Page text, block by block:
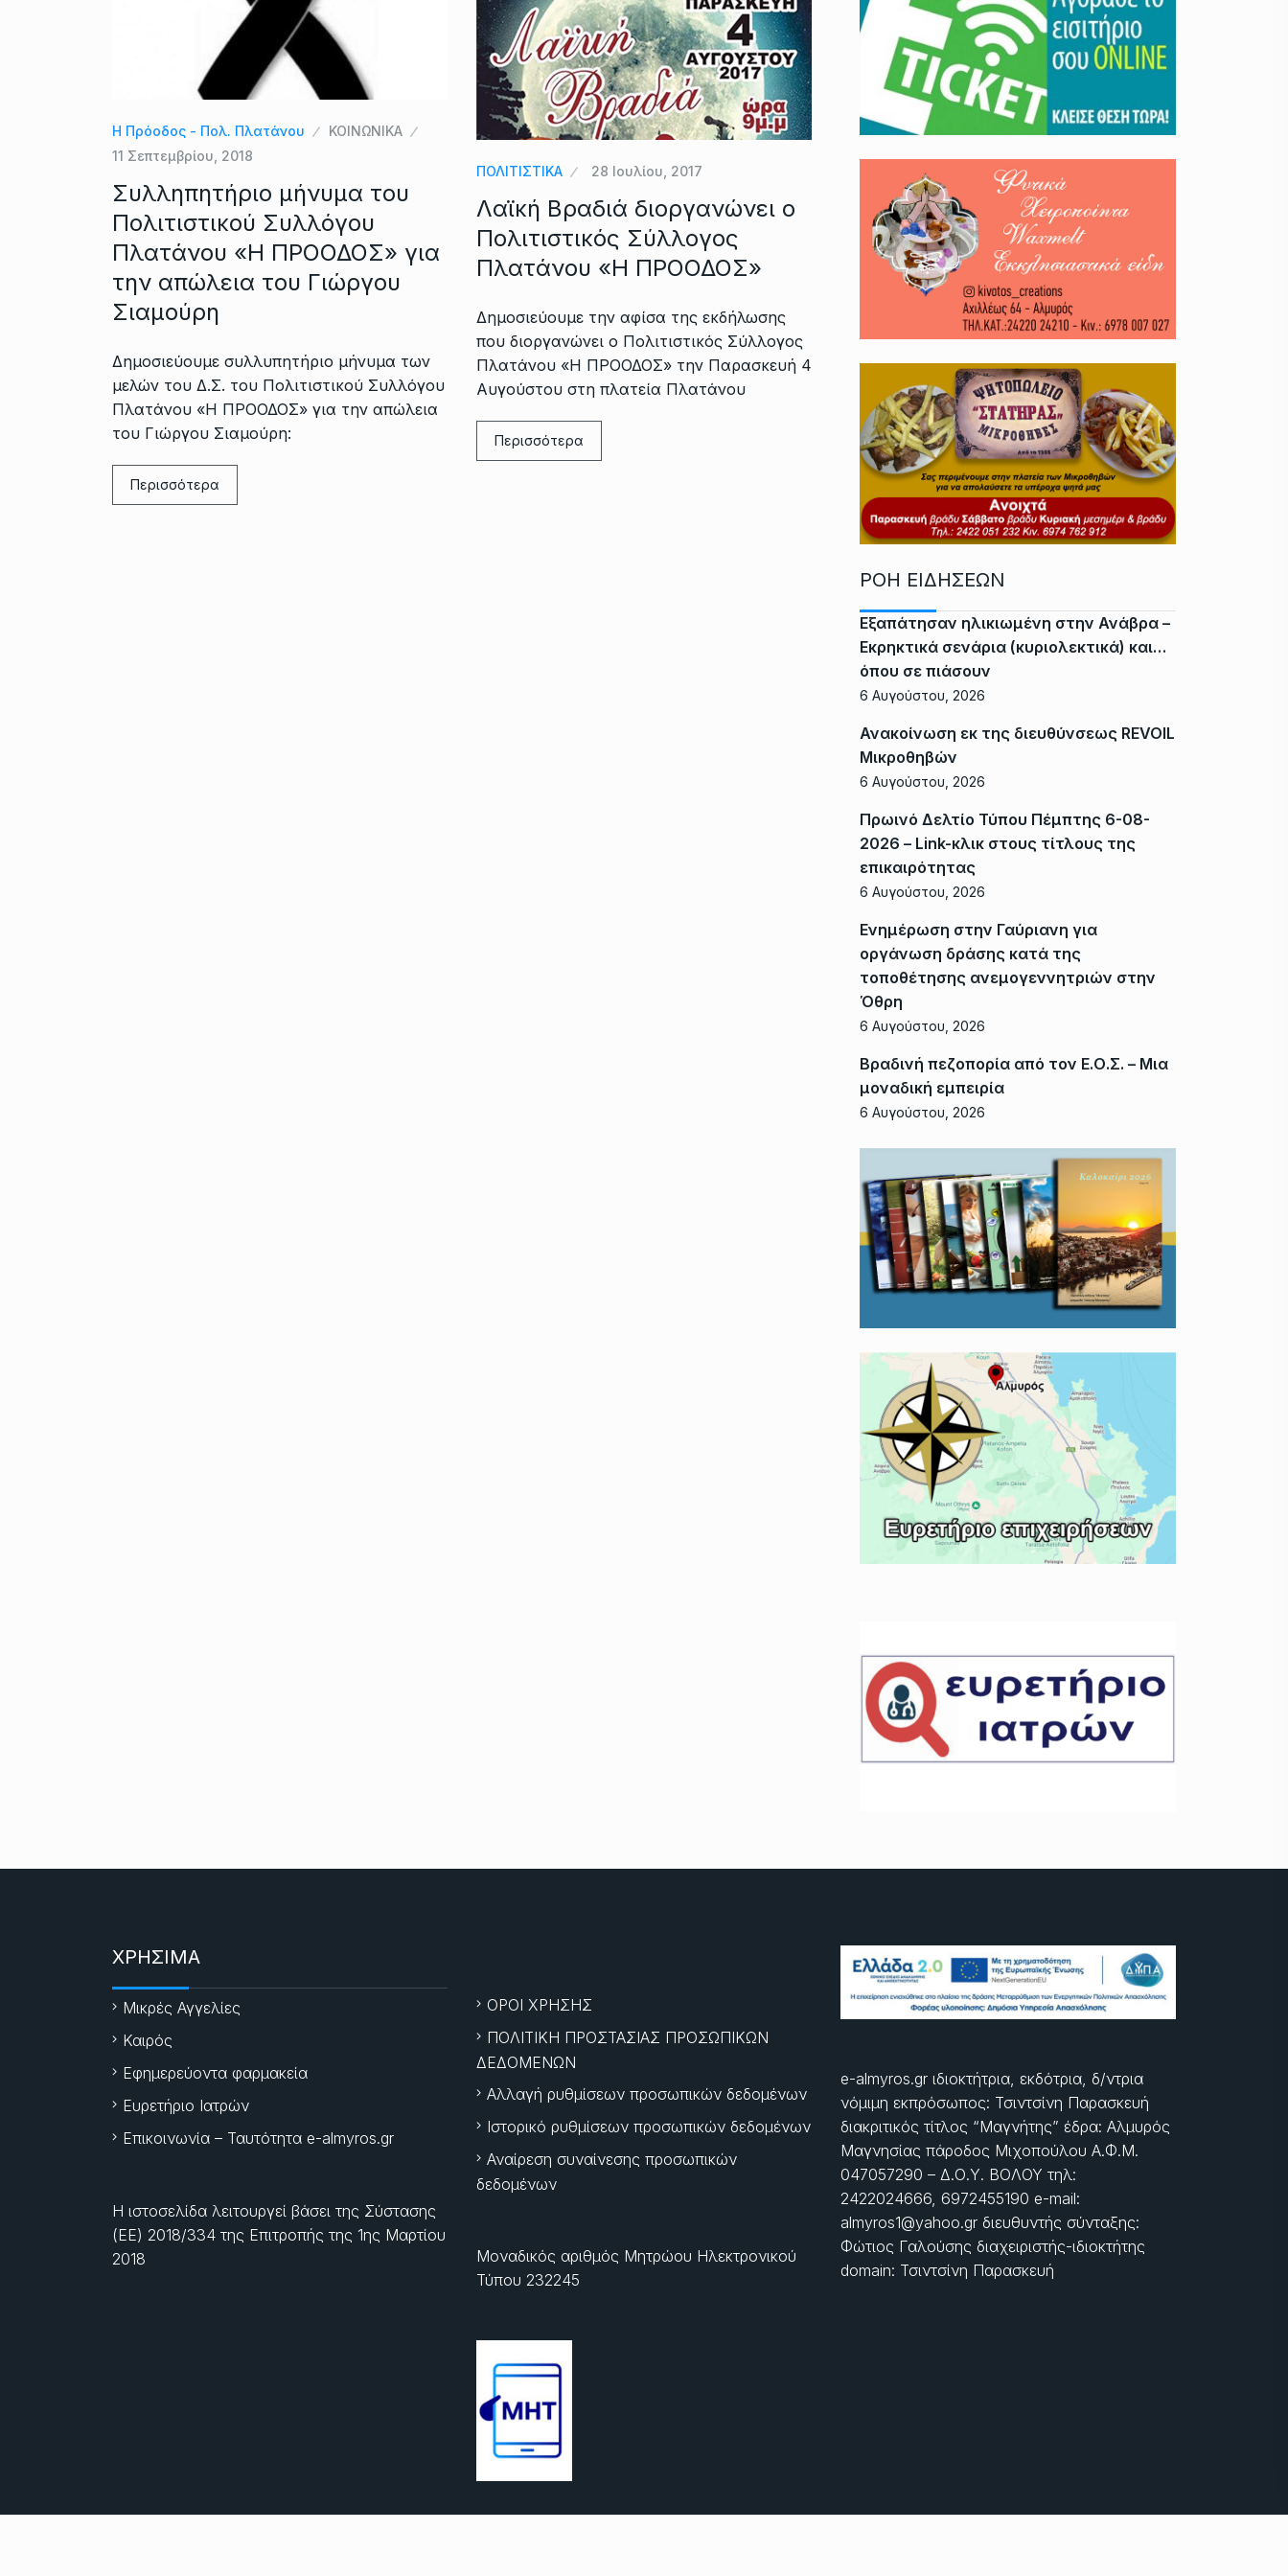
Η Πρόοδος - Πολ. Πλατάνου
ΚΟΙΝΩΝΙΚΑ
11 Σεπτεμβρίου, 2018
Συλληπητήριο μήνυμα του
Πολιτιστικού Συλλόγου
Πλατάνου «Η ΠΡΟΟΔΟΣ» για
την απώλεια του Γιώργου
Σιαμούρη
Δημοσιεύουμε συλλυπητήριο μήνυμα των
μελών του Δ.Σ. του Πολιτιστικού Συλλόγου
Πλατάνου «Η ΠΡΟΟΔΟΣ» για την απώλεια
του Γιώργου Σιαμούρη:
Περισσότερα
ΠΟΛΙΤΙΣΤΙΚΑ 28 Ιουλίου, 2017
Λαϊκή Βραδιά διοργανώνει ο
Πολιτιστικός Σύλλογος
Πλατάνου «Η ΠΡΟΟΔΟΣ»
Δημοσιεύουμε την αφίσα της εκδήλωσης
που διοργανώνει ο Πολιτιστικός Σύλλογος
Πλατάνου «Η ΠΡΟΟΔΟΣ» την Παρασκευή 4
Αυγούστου στη πλατεία Πλατάνου
Περισσότερα
ΡΟΗ ΕΙΔΗΣΕΩΝ
Εξαπάτησαν ηλικιωμένη στην Ανάβρα –
Εκρηκτικά σενάρια (κυριολεκτικά) και…
όπου σε πιάσουν
6 Αυγούστου, 2026
Ανακοίνωση εκ της διευθύνσεως REVOIL
Μικροθηβών
6 Αυγούστου, 2026
Πρωινό Δελτίο Τύπου Πέμπτης 6-08-
2026 – Link-κλικ στους τίτλους της
επικαιρότητας
6 Αυγούστου, 2026
Ενημέρωση στην Γαύριανη για
οργάνωση δράσης κατά της
τοποθέτησης ανεμογεννητριών στην
Όθρη
6 Αυγούστου, 2026
Βραδινή πεζοπορία από τον Ε.Ο.Σ. – Μια
μοναδική εμπειρία
6 Αυγούστου, 2026
ΧΡΗΣΙΜΑ
Μικρές Αγγελίες
Καιρός
Εφημερεύοντα φαρμακεία
Ευρετήριο Ιατρών
Επικοινωνία – Ταυτότητα e-almyros.gr
Η ιστοσελίδα λειτουργεί βάσει της Σύστασης
(ΕΕ) 2018/334 της Επιτροπής της 1ης Μαρτίου
2018
ΟΡΟΙ ΧΡΗΣΗΣ
ΠΟΛΙΤΙΚΗ ΠΡΟΣΤΑΣΙΑΣ ΠΡΟΣΩΠΙΚΩΝ
ΔΕΔΟΜΕΝΩΝ
Αλλαγή ρυθμίσεων προσωπικών δεδομένων
Ιστορικό ρυθμίσεων προσωπικών δεδομένων
Αναίρεση συναίνεσης προσωπικών
δεδομένων
Μοναδικός αριθμός Μητρώου Ηλεκτρονικού
Τύπου 232245
e-almyros.gr ιδιοκτήτρια, εκδότρια, δ/ντρια
νόμιμη εκπρόσωπος: Τσιντσίνη Παρασκευή
διακριτικός τίτλος “Μαγνήτης” έδρα: Αλμυρός
Μαγνησίας πάροδος Μιχοπούλου Α.Φ.Μ.
047057290 – Δ.Ο.Υ. ΒΟΛΟΥ τηλ:
2422024666, 6972455190 e-mail:
almyros1@yahoo.gr διευθυντής σύνταξης:
Φώτιος Γαλούσης διαχειριστής-ιδιοκτήτης
domain: Τσιντσίνη Παρασκευή